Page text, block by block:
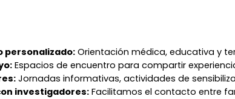
personalizado: Orientación médica, educativa y
Espacios de encuentro para compartir
Jornadas informativas, actividades de
investigadores: Facilitamos el contacto entre